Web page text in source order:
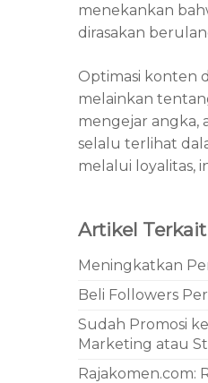
menekankan
dirasakan
Optimasi konten
melainkan
mengejar angka,
selalu terlihat
melalui loyalitas,
Artikel Terkait
Meningkatkan
Beli Followers
Sudah Promosi
Marketing atau
Rajakomen.com: